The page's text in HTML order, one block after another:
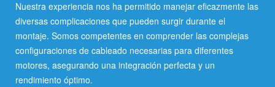
Nuestra experiencia nos ha permitido manejar eficazmente las
diversas complicaciones que pueden surgir durante el
montaje. Somos competentes en comprender las complejas
configuraciones de cableado necesarias para diferentes
motores, asegurando una integración perfecta y un
rendimiento óptimo.